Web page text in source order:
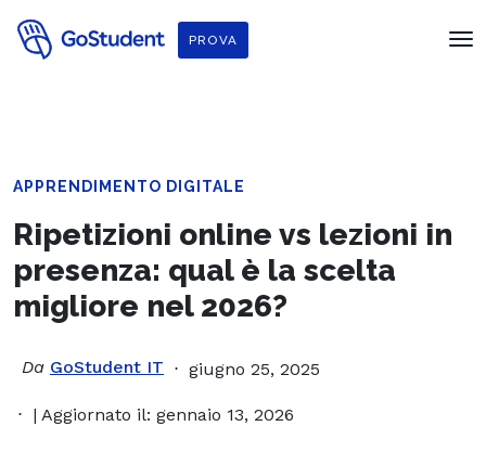
PROVA
APPRENDIMENTO DIGITALE
Ripetizioni online vs lezioni in
presenza: qual è la scelta
migliore nel 2026?
Da GoStudent IT giugno 25, 2025
| Aggiornato il: gennaio 13, 2026